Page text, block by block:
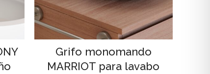
Grifo monomando
MARRIOT para lavabo